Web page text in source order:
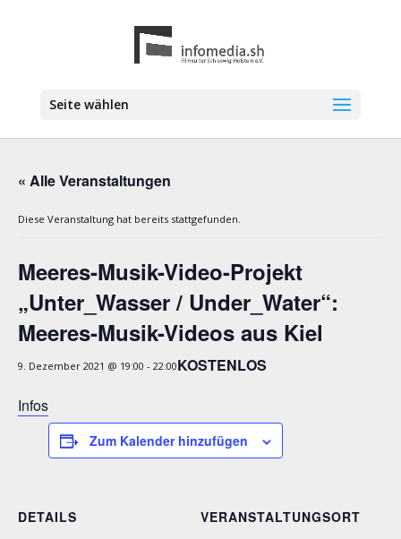
Seite wählen
« Alle Veranstaltungen
Diese Veranstaltung hat bereits stattgefunden.
Meeres-Musik-Video-Projekt
„Unter_Wasser / Under_Water“:
Meeres-Musik-Videos aus Kiel
9. Dezember 2021 @ 19:00 - 22:00KOSTENLOS
Infos
Zum Kalender hinzufügen
DETAILS
VERANSTALTUNGSORT